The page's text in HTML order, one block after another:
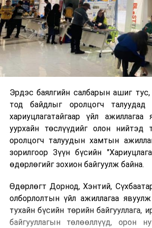
Эрдэс баялгийн салбарын ашиг
тод байдлыг оролцогч талуудад
хариуцлагатайгаар үйл
уурхайн төслүүдийг олон нийтэд
оролцогч талуудын хамтын
зорилгоор Зүүн бүсийн
өдөрлөгийг зохион байгуулж байна.
Өдөрлөгт Дорнод, Хэнтий,
олборлолтын үйл ажиллагаа
тухайн бүсийн төрийн байгууллага,
байгууллагын төлөөллүүд, орон